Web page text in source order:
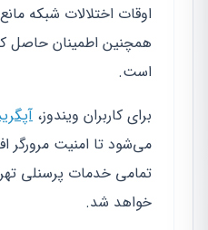
اوقات اختلالات شبکه
همچنین اطمینان حاصل
است.
برای کاربران ویندوز، آپگرید
می‌شود تا امنیت مرورگر
تمامی خدمات پرسنلی
خواهد شد.